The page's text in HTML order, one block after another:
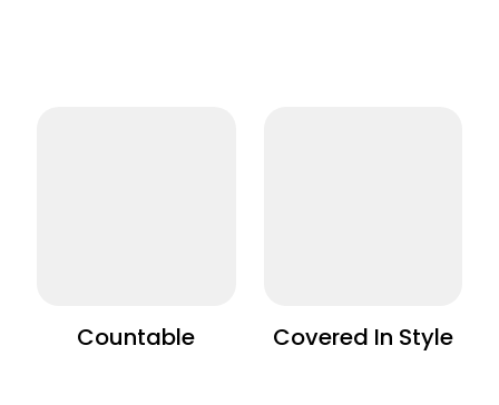
Countable Covered In Style